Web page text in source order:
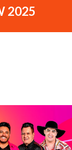
2025